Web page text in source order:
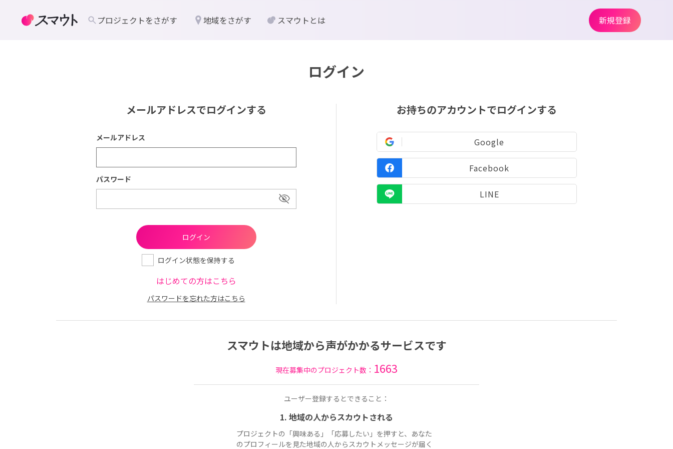
ログイン
メールアドレスでログインする
メールアドレス
パスワード
ログイン状態を保持する
はじめての方はこちら
パスワードを忘れた方はこちら
お持ちのアカウントでログインする
Google
Facebook
LINE
スマウトは地域から声がかかるサービスです
現在募集中のプロジェクト数： 1663
ユーザー登録するとできること：
1. 地域の人からスカウトされる
プロジェクトの「興味ある」「応募したい」を押すと、あなた
のプロフィールを見た地域の人からスカウトメッセージが届く
プロジェクトをさがす 地域をさがす スマウトとは 新規登録